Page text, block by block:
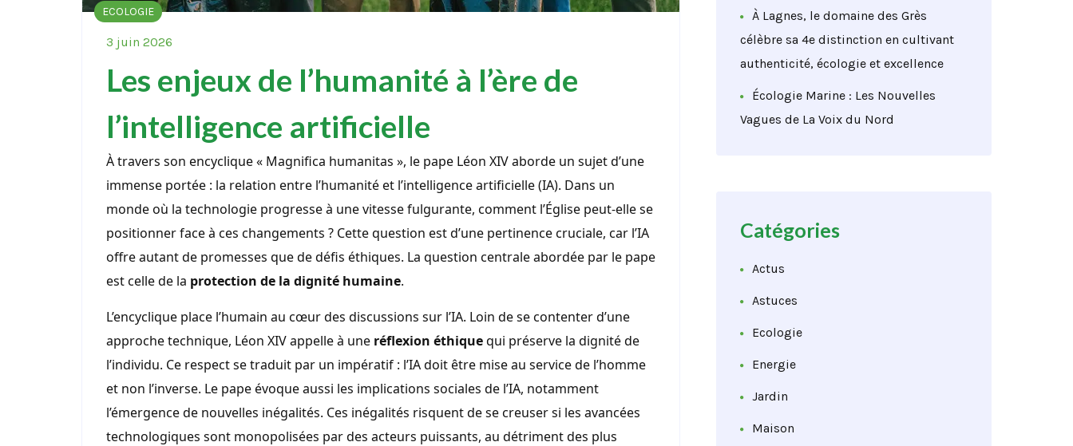
ECOLOGIE
3 juin 2026
Les enjeux de l’humanité à l’ère de
l’intelligence artificielle
À travers son encyclique « Magnifica humanitas », le pape Léon XIV aborde un sujet d’une
immense portée : la relation entre l’humanité et l’intelligence artificielle (IA). Dans un
monde où la technologie progresse à une vitesse fulgurante, comment l’Église peut-elle se
positionner face à ces changements ? Cette question est d’une pertinence cruciale, car l’IA
offre autant de promesses que de défis éthiques. La question centrale abordée par le pape
est celle de la protection de la dignité humaine.
L’encyclique place l’humain au cœur des discussions sur l’IA. Loin de se contenter d’une
approche technique, Léon XIV appelle à une réflexion éthiquequi préserve la dignité de
l’individu. Ce respect se traduit par un impératif : l’IA doit être mise au service de l’homme
et non l’inverse. Le pape évoque aussi les implications sociales de l’IA, notamment
l’émergence de nouvelles inégalités. Ces inégalités risquent de se creuser si les avancées
technologiques sont monopolisées par des acteurs puissants, au détriment des plus
À Lagnes, le domaine des Grès
célèbre sa 4e distinction en cultivant
authenticité, écologie et excellence
Écologie Marine : Les Nouvelles
Vagues de La Voix du Nord
Catégories
Actus
Astuces
Ecologie
Energie
Jardin
Maison